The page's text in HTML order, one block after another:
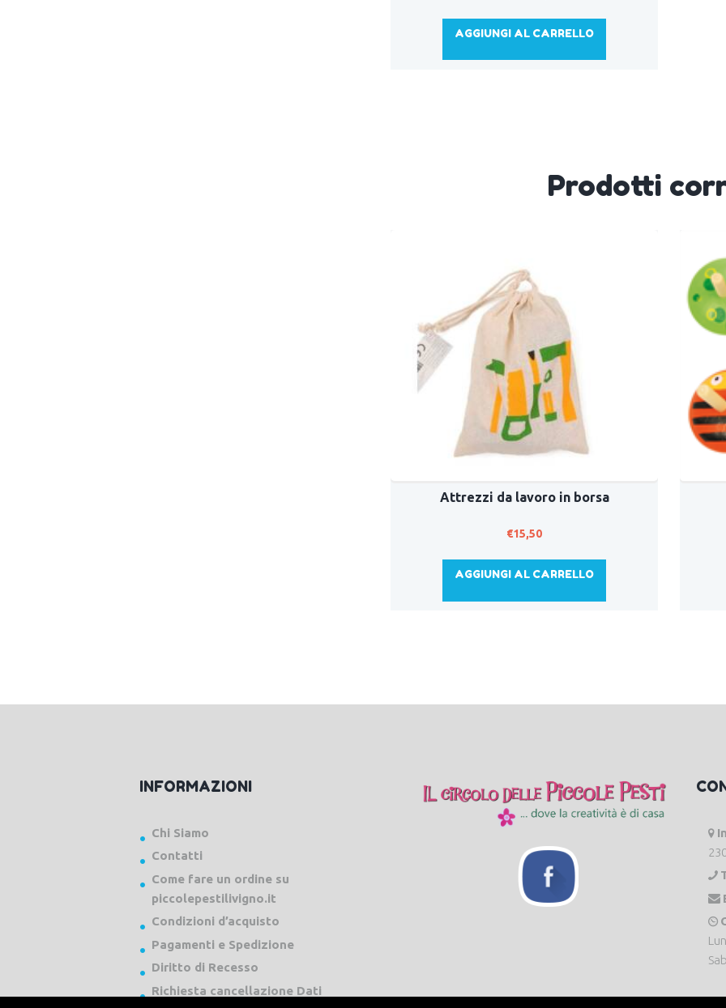
€16,00.€8,00.
AGGIUNGI AL CARRELLO
Prodotti
Attrezzi da lavoro in borsa
€15,50
AGGIUNGI AL CARRELLO
INFORMAZIONI
Chi Siamo
Contatti
Come fare un ordine su
piccolepestilivigno.it
Condizioni d’acquisto
Pagamenti e Spedizione
Diritto di Recesso
Richiesta cancellazione Dati